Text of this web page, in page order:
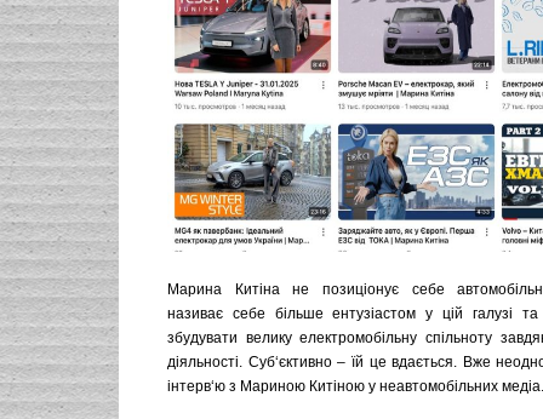
Марина Китіна не позиціонує себе
називає себе більше ентузіастом у цій галузі
збудувати велику електромобільну спільноту
діяльності. Суб‘єктивно – їй це вдається. Вже
інтерв‘ю з Мариною Китіною у неавтомобільних медіа.